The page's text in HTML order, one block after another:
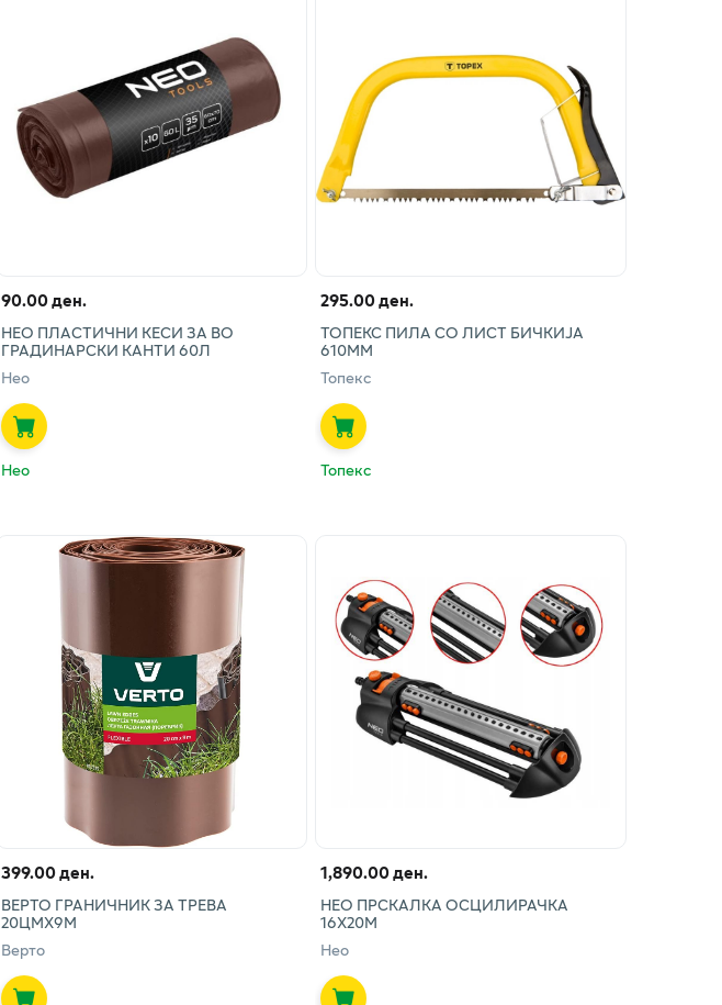
90.00 ден.
НЕО ПЛАСТИЧНИ КЕСИ ЗА ВО
ГРАДИНАРСКИ КАНТИ 60Л
Нео
Нео
295.00 ден.
ТОПЕКС ПИЛА СО ЛИСТ БИЧКИЈА
610ММ
Топекс
Топекс
399.00 ден.
ВЕРТО ГРАНИЧНИК ЗА ТРЕВА
20ЦМХ9М
Верто
1,890.00 ден.
НЕО ПРСКАЛКА ОСЦИЛИРАЧКА
16Х20М
Нео